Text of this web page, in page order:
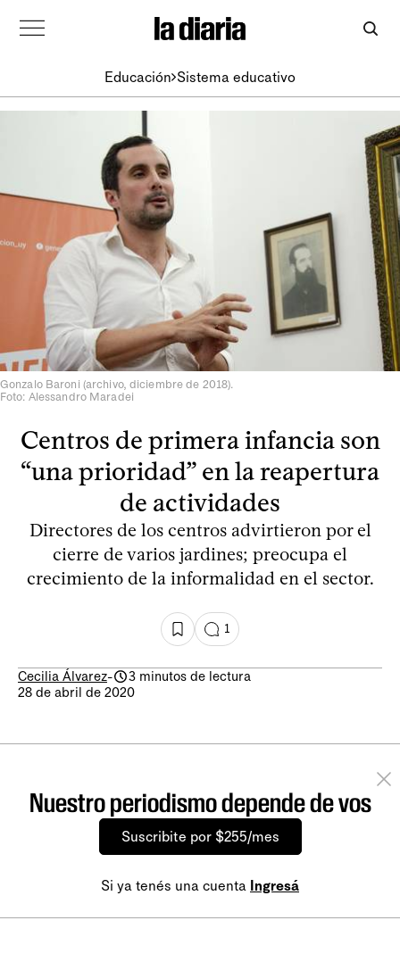
Educación Sistema educativo
Gonzalo Baroni (archivo, diciembre de 2018).
Foto: Alessandro Maradei
Centros de primera infancia son
“una prioridad” en la reapertura
de actividades
Directores de los centros advirtieron por el
cierre de varios jardines; preocupa el
crecimiento de la informalidad en el sector.
1
Cecilia Álvarez-
3 minutos de lectura
28 de abril de 2020
Nuestro periodismo depende de vos
Suscribite por $255/mes
Si ya tenés una cuenta Ingresá